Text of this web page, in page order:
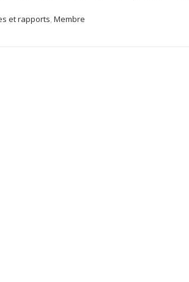
et rapports, Membre